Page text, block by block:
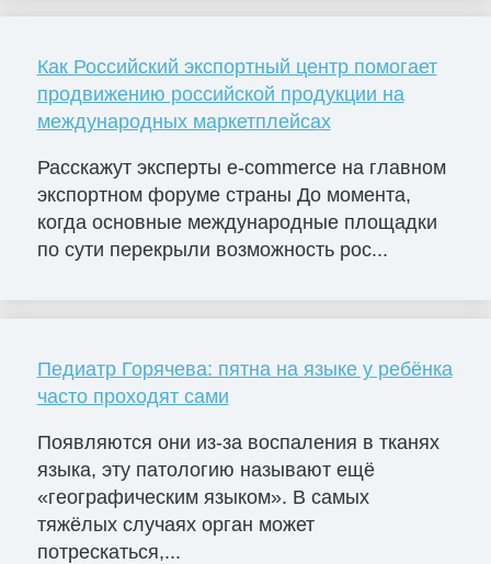
Как Российский экспортный центр помогает
продвижению российской продукции на
международных маркетплейсах
Расскажут эксперты e-commerce на главном
экспортном форуме страны До момента,
когда основные международные площадки
по сути перекрыли возможность рос...
Педиатр Горячева: пятна на языке у ребёнка
часто проходят сами
Появляются они из-за воспаления в тканях
языка, эту патологию называют ещё
«географическим языком». В самых
тяжёлых случаях орган может
потрескаться,...